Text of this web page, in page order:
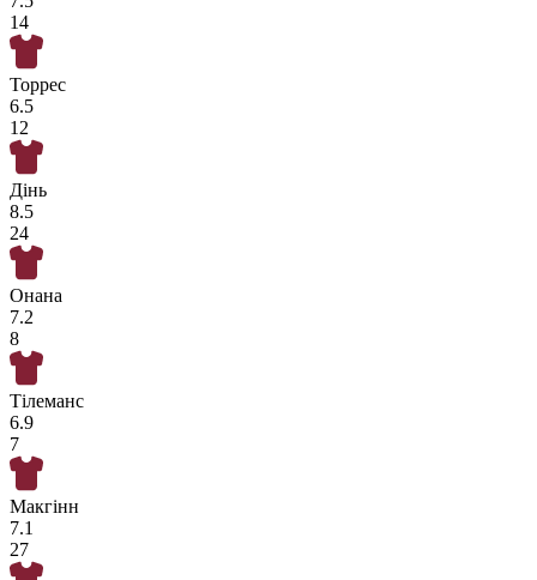
14
Торрес
6.5
12
Дінь
8.5
24
Онана
7.2
8
Тілеманс
6.9
7
Макгінн
7.1
27